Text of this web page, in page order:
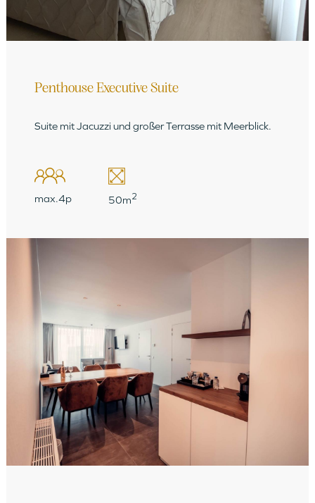
Penthouse Executive Suite
Suite mit Jacuzzi und großer Terrasse mit Meerblick.
max.4p 50m2